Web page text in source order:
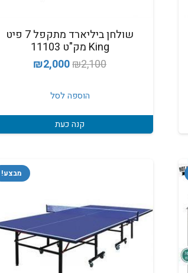
שולחן ביליארד מתקפל 7 פיט
King מק"ט 11103
₪2,100
המחיר
היה:
₪2,100.
₪2,000
המחיר
הוספה לסל
קנה כעת
מבצע!